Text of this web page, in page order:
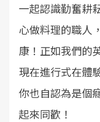
一起認識勤奮耕
心做料理的職人
康！正如我們的
現在進行式在體
你也自認為是個
起來同歡！